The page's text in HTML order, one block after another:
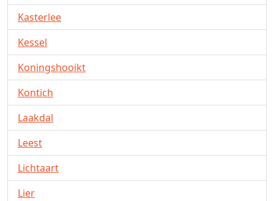
Kasterlee
Kessel
Koningshooikt
Kontich
Laakdal
Leest
Lichtaart
Lier